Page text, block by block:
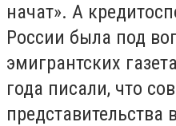
начат». А
России была под
эмигрантских
года писали, что